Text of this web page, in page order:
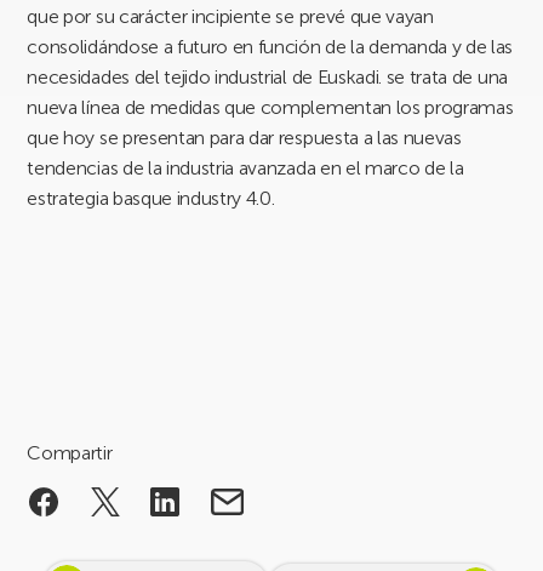
que por su carácter incipiente se prevé que vayan
consolidándose a futuro en función de la demanda y de las
necesidades del tejido industrial de Euskadi. se trata de una
nueva línea de medidas que complementan los programas
que hoy se presentan para dar respuesta a las nuevas
tendencias de la industria avanzada en el marco de la
estrategia basque industry 4.0.
Compartir